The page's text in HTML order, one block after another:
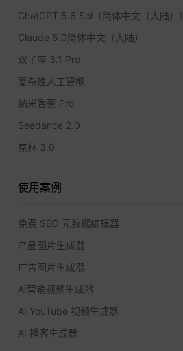
ChatGPT 5.6 Sol（简体中文（大陆））
Claude 5.0简体中文（大陆）
双子座 3.1 Pro
复杂性人工智能
纳米香蕉 Pro
Seedance 2.0
克林 3.0
使用案例
免费 SEO 元数据编辑器
产品图片生成器
广告图片生成器
AI营销视频生成器
AI YouTube 视频生成器
AI 播客生成器